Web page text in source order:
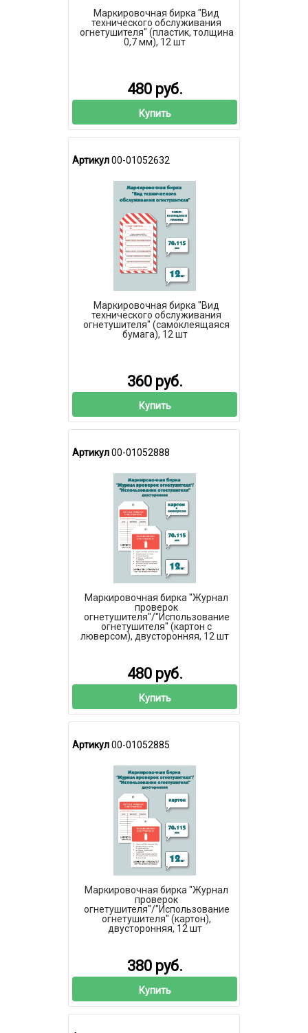
Маркировочная бирка "Вид
технического обслуживания
огнетушителя" (пластик, толщина
0,7 мм), 12 шт
480 руб.
Купить
Артикул00-01052632
Маркировочная бирка "Вид
технического обслуживания
огнетушителя" (самоклеящаяся
бумага), 12 шт
360 руб.
Купить
Артикул00-01052888
Маркировочная бирка "Журнал
проверок
огнетушителя"/"Использование
огнетушителя" (картон с
люверсом), двусторонняя, 12 шт
480 руб.
Купить
Артикул00-01052885
Маркировочная бирка "Журнал
проверок
огнетушителя"/"Использование
огнетушителя" (картон),
двусторонняя, 12 шт
380 руб.
Купить